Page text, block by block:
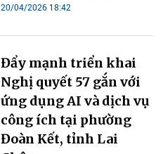
20/04/2026 18:42
Đẩy mạnh triển khai
Nghị quyết 57 gắn với
ứng dụng AI và dịch vụ
công ích tại phường
Đoàn Kết, tỉnh Lai